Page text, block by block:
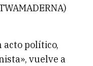
político,
vuelve a